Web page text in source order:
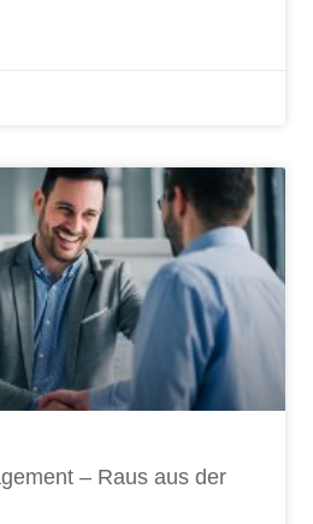
– Raus aus der